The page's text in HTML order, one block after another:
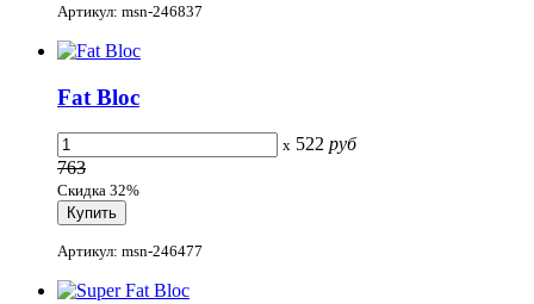
Артикул: msn-246837
Fat Bloc
x 522 руб
763
Скидка 32%
Артикул: msn-246477